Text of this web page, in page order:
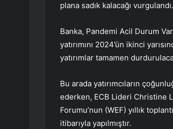
plana sadık kalacağı vurgulandı.
Banka, Pandemi Acil Durum
yatırımını 2024’ün ikinci
yatırımlar tamamen
Bu arada yatırımcıların
ederken, ECB Lideri Christine
Forumu’nun (WEF) yıllık
itibarıyla yapılmıştır.